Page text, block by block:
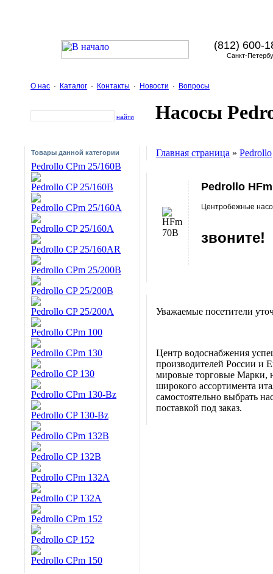
(812) 600-
Санкт-
О нас · Каталог · Контакты · Новости · Вопросы
найти Насосы
Товары данной категории
Pedrollo CPm 25/160B
Pedrollo CP 25/160B
Pedrollo CPm 25/160A
Pedrollo CP 25/160A
Pedrollo CP 25/160AR
Pedrollo CPm 25/200B
Pedrollo CP 25/200B
Pedrollo CP 25/200A
Pedrollo CPm 100
Pedrollo CPm 130
Pedrollo CP 130
Pedrollo CPm 130-Bz
Pedrollo CP 130-Bz
Pedrollo CPm 132B
Pedrollo CP 132B
Pedrollo CPm 132A
Pedrollo CP 132A
Pedrollo CPm 152
Pedrollo CP 152
Pedrollo CPm 150
Главная страница » Pedrollo
Pedrollo
Центробежные
звоните!
Уважаемые посетители
Центр водоснабжения
производителей России и
мировые торговые Марки,
широкого ассортимента
самостоятельно выбрать
поставкой под заказ.